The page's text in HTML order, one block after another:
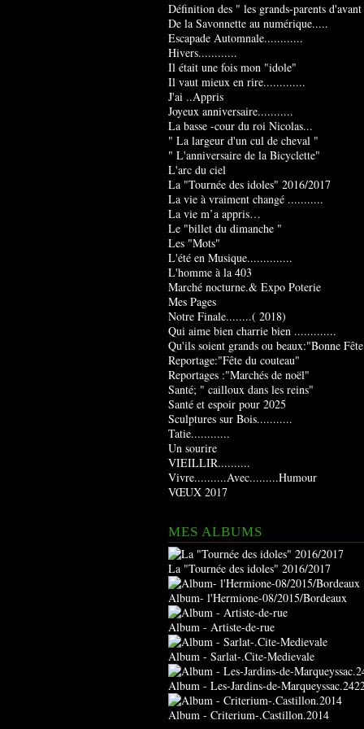
Définition des " les grands-parents
De la Savonnette au numérique.....
Escapade Automnale............
Hivers............
Il était une fois mon "idole"
Il vaut mieux en rire.............
J'ai ..Appris
Joyeux anniversaire...........
La basse -cour du roi Nicolas...
" La largeur d'un cul de cheval "
" L'anniversaire de la Bicyclette"
L'arc du ciel
La "Tournée des idoles" 2016/2017
La vie à vraiment changé ...........
La vie m’a appris…
Le "billet du dimanche "
Les "Mots"
L'été en Musique..............
L'homme à la 403
Marché nocturne.& Expo Poterie
Mes Pages
Notre Finale........( 2018)
Qui aime bien charrie bien .............
Qu'ils soient grands ou beaux:"Bonne
Reportage:"Fête du couteau"
Reportages :"Marchés de noël"
Santé; " cailloux dans les reins"
Santé et espoir pour 2025
Sculptures sur Bois...........
Tatie............
Un sourire
VIEILLIR..........
Vivre..........Avec.........Humour
VŒUX 2017
MES ALBUMS
La "Tournée des idoles" 2016/2017
Album- l'Hermione-08/2015/Bordeaux
Album - Artiste-de-rue
Album - Sarlat-.Cite-Medievale
Album - Les-Jardins-de-
Album - Criterium-.Castillon.2014